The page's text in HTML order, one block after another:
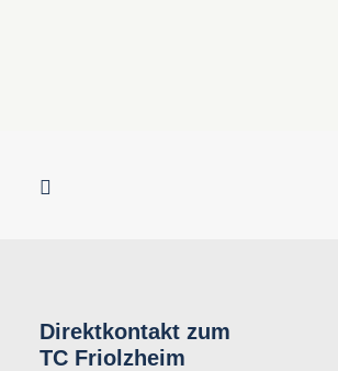
Direktkontakt zum
TC Friolzheim